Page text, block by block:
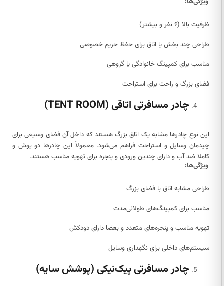
ظرفیت بالا (۶ نفر و بیشتر)
طراحی چند بخش یا اتاق برای حفظ حریم خصوصی
مناسب برای کمپینگ خانوادگی یا گروهی
فضای بزرگ و راحت برای استراحت
چادر مسافرتی اتاقی (TENT ROOM)
این نوع چادرها مشابه یک اتاق بزرگ هستند که داخل آن فضای وسیعی برای
چیدمان وسایل و استراحت فراهم می‌شود. معمولاً این چادرها دو پوش و
کاملا ضد آب و دارای چندین ورودی و پنجره برای تهویه مناسب هستند.
ویژگی‌ها:
طراحی مشابه اتاق با فضای بزرگ
مناسب برای کمپینگ‌های طولانی‌مدت
تهویه مناسب و پنجره‌های متعدد و بعضا دارای دودکش
سیستم‌های داخلی برای نگهداری وسایل
چادر مسافرتی پیک‌نیکی (پوشش سایه)